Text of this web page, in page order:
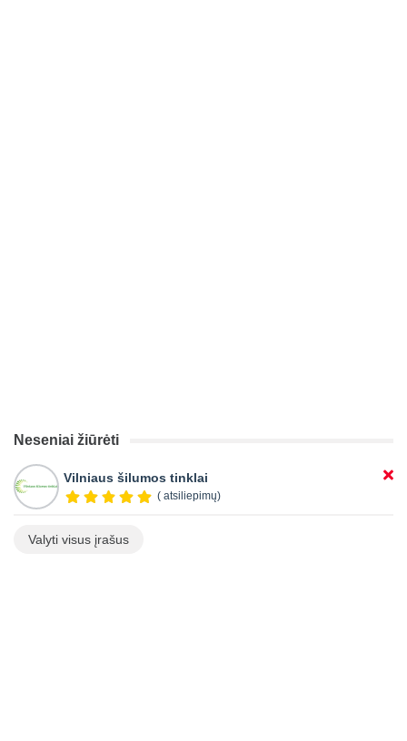
Neseniai žiūrėti
Vilniaus šilumos tinklai
( atsiliepimų)
Valyti visus įrašus